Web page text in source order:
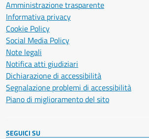
Amministrazione trasparente
Informativa privacy
Cookie Policy
Social Media Policy
Note legali
Notifica atti giudiziari
Dichiarazione di accessibilità
Segnalazione problemi di accessibilità
Piano di miglioramento del sito
SEGUICI SU